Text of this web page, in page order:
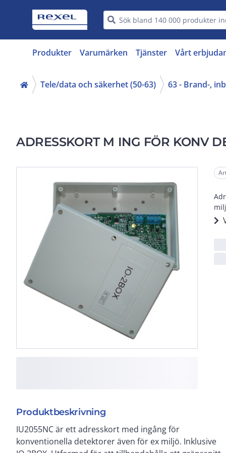
Produkter Varumärken Tjänster Vårt
Tele/data och säkerhet (50-63) 63 - Brand-,
ADRESSKORT M ING FÖR KONV
Produktbeskrivning
IU2055NC är ett adresskort med ingång för
konventionella detektorer även för ex miljö. Inklusive
adresserbar brandlarmscentral. IU2055NC gör det
möjligt för den adresserbara panelen att övervaka